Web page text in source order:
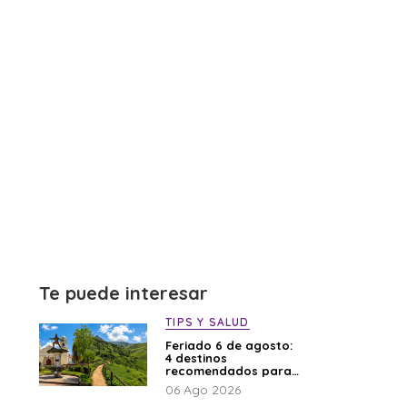
Te puede interesar
TIPS Y SALUD
Feriado 6 de agosto:
4 destinos
recomendados para
disfrutar el descanso
06 Ago 2026